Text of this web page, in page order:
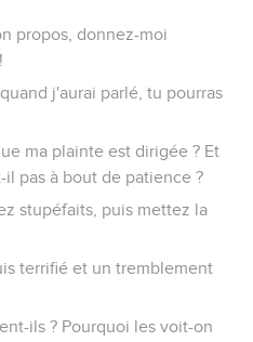
propos, donnez-moi
j'aurai parlé, tu pourras
ma plainte est dirigée ? Et
pas à bout de patience ?
stupéfaits, puis mettez la
terrifié et un tremblement
ils ? Pourquoi les voit-on